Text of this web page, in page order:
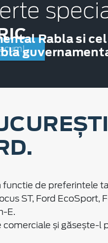
Rabla si
de preferintele
ST, Ford
E.
și găsește-l